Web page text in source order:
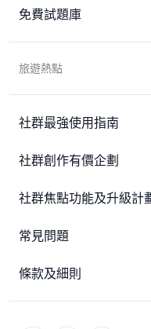
免費試題庫
旅遊熱點
社群最強使用指南
社群創作有價企劃
社群焦點功能及升級計
常見問題
條款及細則